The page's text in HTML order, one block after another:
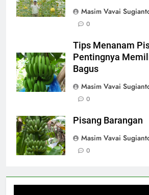
Masim Vavai
0
Tips Menanam
Pentingnya
Bagus
Masim Vavai
0
Pisang Barangan
Masim Vavai
0